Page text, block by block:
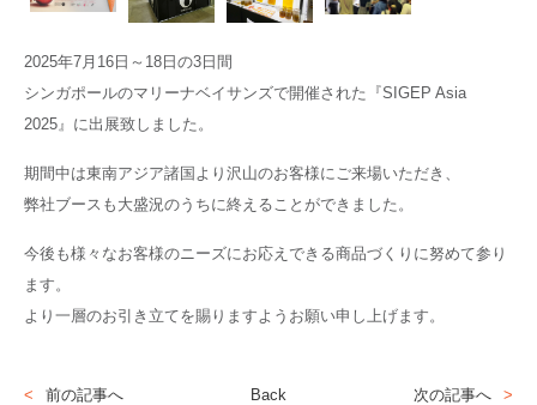
2025年7月16日～18日の3日間
シンガポールのマリーナベイサンズで開催された『SIGEP Asia
2025』に出展致しました。
期間中は東南アジア諸国より沢山のお客様にご来場いただき、
弊社ブースも大盛況のうちに終えることができました。
今後も様々なお客様のニーズにお応えできる商品づくりに努めて参り
ます。
より一層のお引き立てを賜りますようお願い申し上げます。
前の記事へ Back 次の記事へ